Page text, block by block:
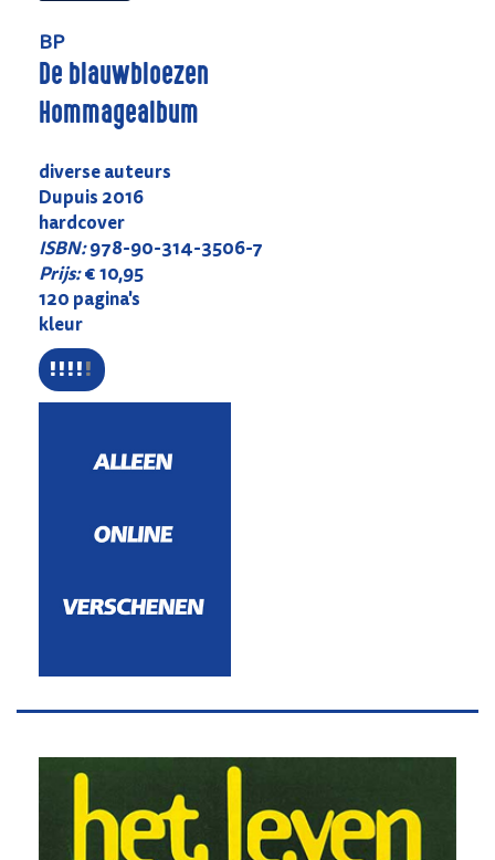
BP
De blauwbloezen
Hommagealbum
diverse auteurs
Dupuis 2016
hardcover
ISBN:978-90-314-3506-7
Prijs:€ 10,95
120 pagina's
kleur